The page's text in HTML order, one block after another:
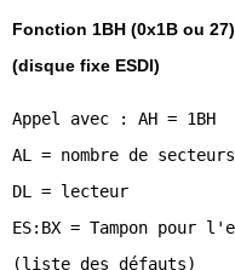
Fonction 1BH (0x1B ou
(disque fixe ESDI)
Appel avec : AH = 1BH
AL = nombre de
DL = lecteur
ES:BX = Tampon pour
(liste des défauts)